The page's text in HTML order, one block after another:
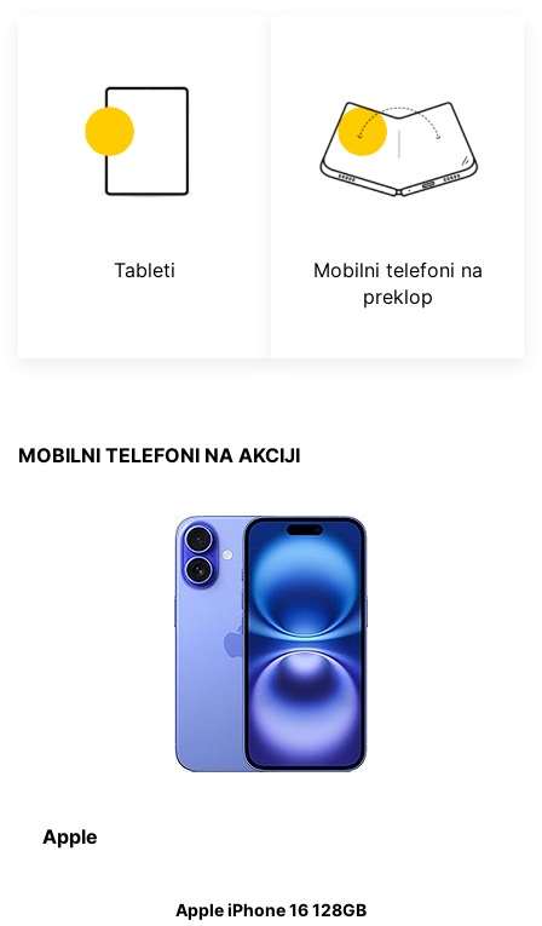
Tableti
Mobilni telefoni na
preklop
MOBILNI TELEFONI NA AKCIJI
Apple
Apple iPhone 16 Plus 128GB